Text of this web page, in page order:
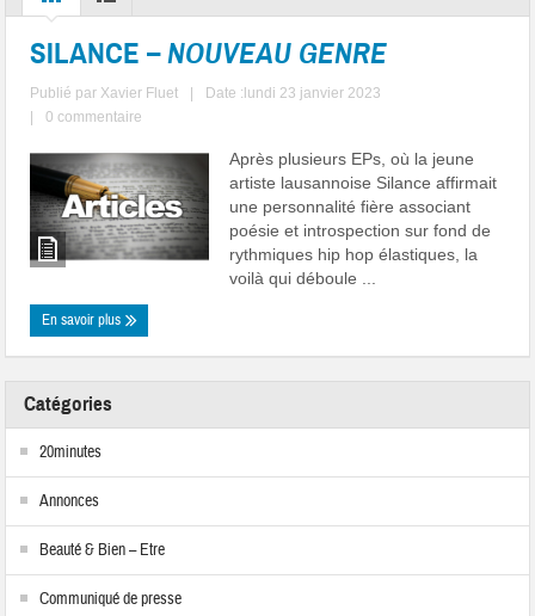
SILANCE –NOUVEAU GENRE
Publié par Xavier Fluet
Date :lundi 23 janvier 2023
0 commentaire
Après plusieurs EPs, où la jeune
artiste lausannoise Silance affirmait
une personnalité fière associant
poésie et introspection sur fond de
rythmiques hip hop élastiques, la
voilà qui déboule ...
En savoir plus
Catégories
20minutes
Annonces
Beauté & Bien – Etre
Communiqué de presse